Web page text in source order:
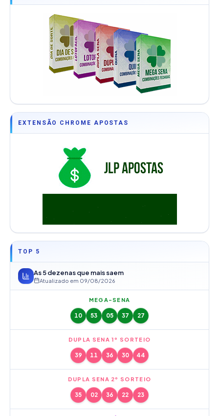
EXTENSÃO CHROME APOSTAS
TOP 5
As 5 dezenas que mais saem
Atualizado em 09/08/2026
MEGA-SENA
10 53 05 37 27
DUPLA SENA 1º SORTEIO
39 11 36 30 44
DUPLA SENA 2º SORTEIO
35 02 36 22 23